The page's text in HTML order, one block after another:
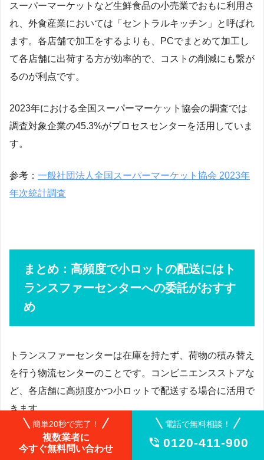
スーパーマーケットなど生鮮食品の小売業でおもに利用さ
れ、外食産業においては「セントラルキッチン」と呼ばれ
ます。各店舗で加工をするよりも、PCでまとめて加工し
て各店舗に出荷する方が効率的で、コストの削減にも繋が
るのが利点です。
2023年における全国スーパーマーケット協会の調査では
調査対象企業の45.3%がプロセスセンターを活用していま
す。
参考： 一般社団法人全国スーパーマーケット協会 2023年
年次統計調査
まとめ：高頻度で小ロットの配送にはト
ランスファーセンターへの委託がおすす
め
トランスファーセンターは在庫を持たず、荷物の積み替え
を行う物流センターのことです。コンビニエンスストアな
ど、各店舗に高頻度かつ小ロットで配送する場合に活用で
きます。
自社で倉庫を持たなくてもセンターへの物流委託は可能な
簡単20秒で完了！
複数業者に
今すぐ無料問い合わせ
電話で無料相談！
 0120-411-900